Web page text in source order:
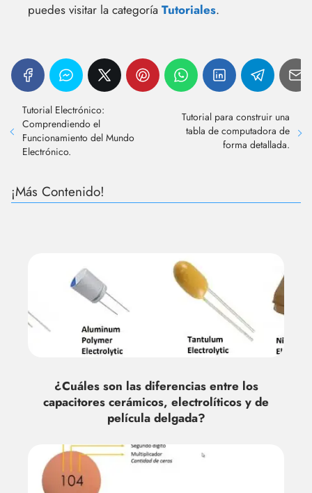
puedes visitar la categoría Tutoriales.
Tutorial Electrónico:
Comprendiendo el
Funcionamiento del Mundo
Electrónico.
Tutorial para construir una
tabla de computadora de
forma detallada.
¡Más Contenido!
¿Cuáles son las diferencias entre los
capacitores cerámicos, electrolíticos y de
película delgada?